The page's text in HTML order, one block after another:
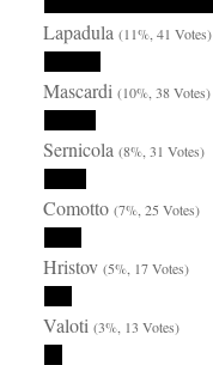
Lapadula(11%, 41 Votes)
Mascardi(10%, 38 Votes)
Sernicola(8%, 31 Votes)
Comotto(7%, 25 Votes)
Hristov(5%, 17 Votes)
Valoti(3%, 13 Votes)